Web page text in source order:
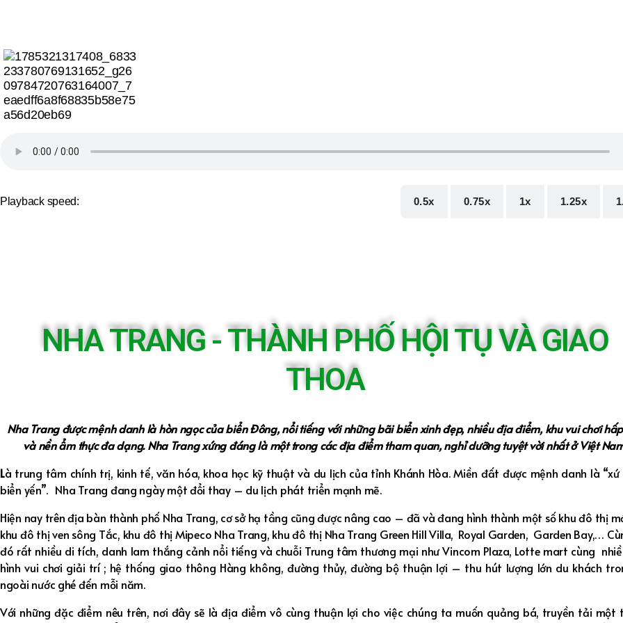
Playback speed: 0.5x 0.75x 1x 1.25x
NHA TRANG - THÀNH PHỐ HỘI TỤ VÀ GIAO
THOA
Nha Trang được mệnh danh là hòn ngọc của biển Đông, nổi tiếng với những bãi biển xinh đẹp, nhiều địa điểm, khu vui chơi
và nền ẩm thực đa dạng. Nha Trang xứng đáng là một trong các địa điểm tham quan, nghỉ dưỡng tuyệt vời nhất ở Việt
Là trung tâm chính trị, kinh tế, văn hóa, khoa học kỹ thuật và du lịch của tỉnh Khánh Hòa. Miền đất được mệnh danh là
biển yến”. Nha Trang đang ngày một đổi thay – du lịch phát triển mạnh mẽ.
Hiện nay trên địa bàn thành phố Nha Trang, cơ sở hạ tầng cũng được nâng cao – đã và đang hình thành một số khu đô thị
khu đô thị ven sông Tắc, khu đô thị Mipeco Nha Trang, khu đô thị Nha Trang Green Hill Villa, Royal Garden, Garden Bay,…
đó rất nhiều di tích, danh lam thắng cảnh nổi tiếng và chuỗi Trung tâm thương mại như Vincom Plaza, Lotte mart cùng
hình vui chơi giải trí ; hệ thống giao thông Hàng không, đường thủy, đường bộ thuận lợi – thu hút lượng lớn du khách
ngoài nước ghé đến mỗi năm.
Với những đặc điểm nêu trên, nơi đây sẽ là địa điểm vô cùng thuận lợi cho việc chúng ta muốn quảng bá, truyền tải một